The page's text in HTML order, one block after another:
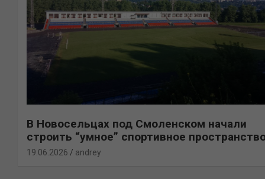
В Новосельцах под Смоленском начали
строить “умное” спортивное
19.06.2026 andrey